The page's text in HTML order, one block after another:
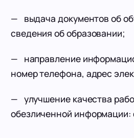
— выдача документов об
сведения об образовании;
— направление
номер телефона, адрес
— улучшение качества
обезличенной